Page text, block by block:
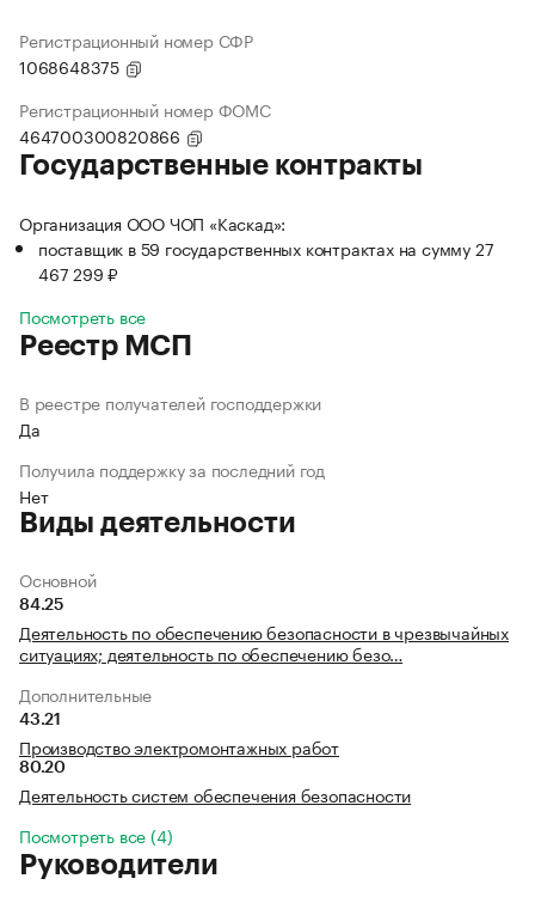
Регистрационный номер СФР
1068648375
Регистрационный номер ФОМС
464700300820866
Государственные контракты
Организация ООО ЧОП «Каскад»:
поставщик в 59 государственных контрактах на сумму 27
467 299 ₽
Посмотреть все
Реестр МСП
В реестре получателей господдержки
Да
Получила поддержку за последний год
Нет
Виды деятельности
Основной
84.25
Деятельность по обеспечению безопасности в чрезвычайных
ситуациях; деятельность по обеспечению безо…
Дополнительные
43.21
Производство электромонтажных работ
80.20
Деятельность систем обеспечения безопасности
Посмотреть все (4)
Руководители